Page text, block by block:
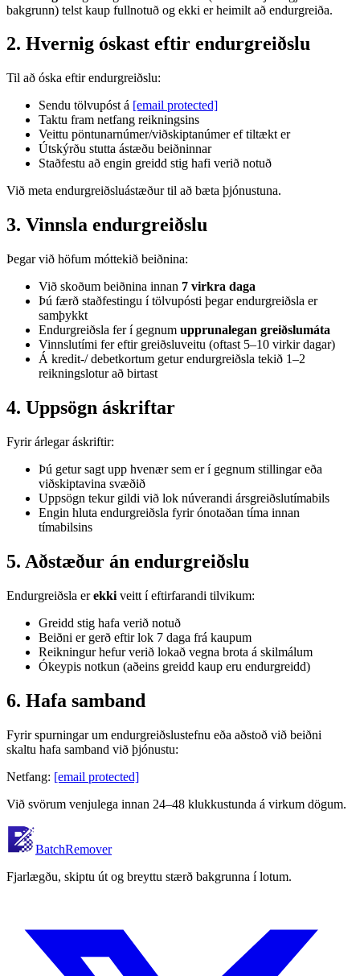
bakgrunn) telst kaup fullnotuð og ekki er heimilt að endurgreiða.
2. Hvernig óskast eftir endurgreiðslu
Til að óska eftir endurgreiðslu:
Sendu tölvupóst á [email protected]
Taktu fram netfang reikningsins
Veittu pöntunarnúmer/viðskiptanúmer ef tiltækt er
Útskýrðu stutta ástæðu beiðninnar
Staðfestu að engin greidd stig hafi verið notuð
Við meta endurgreiðsluástæður til að bæta þjónustuna.
3. Vinnsla endurgreiðslu
Þegar við höfum móttekið beiðnina:
Við skoðum beiðnina innan 7 virkra daga
Þú færð staðfestingu í tölvupósti þegar endurgreiðsla er
samþykkt
Endurgreiðsla fer í gegnum upprunalegan greiðslumáta
Vinnslutími fer eftir greiðsluveitu (oftast 5–10 virkir dagar)
Á kredit-/ debetkortum getur endurgreiðsla tekið 1–2
reikningslotur að birtast
4. Uppsögn áskriftar
Fyrir árlegar áskriftir:
Þú getur sagt upp hvenær sem er í gegnum stillingar eða
viðskiptavina svæðið
Uppsögn tekur gildi við lok núverandi ársgreiðslutímabils
Engin hluta endurgreiðsla fyrir ónotaðan tíma innan
tímabilsins
5. Aðstæður án endurgreiðslu
Endurgreiðsla er ekki veitt í eftirfarandi tilvikum:
Greidd stig hafa verið notuð
Beiðni er gerð eftir lok 7 daga frá kaupum
Reikningur hefur verið lokað vegna brota á skilmálum
Ókeypis notkun (aðeins greidd kaup eru endurgreidd)
6. Hafa samband
Fyrir spurningar um endurgreiðslustefnu eða aðstoð við beiðni
skaltu hafa samband við þjónustu:
Netfang: [email protected]
Við svörum venjulega innan 24–48 klukkustunda á virkum dögum.
BatchRemover
Fjarlægðu, skiptu út og breyttu stærð bakgrunna í lotum.